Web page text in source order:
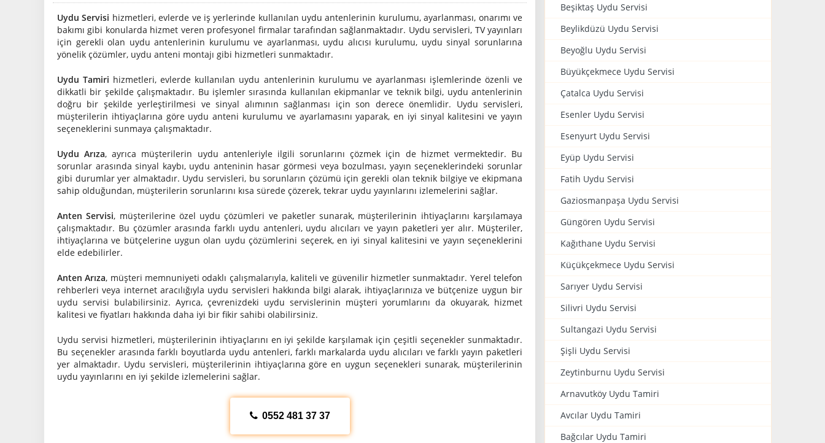
Uydu Servisi hizmetleri, evlerde ve iş yerlerinde kullanılan uydu antenlerinin kurulumu, ayarlanması, onarımı ve
bakımı gibi konularda hizmet veren profesyonel firmalar tarafından sağlanmaktadır. Uydu servisleri, TV yayınları
için gerekli olan uydu antenlerinin kurulumu ve ayarlanması, uydu alıcısı kurulumu, uydu sinyal sorunlarına
yönelik çözümler, uydu anteni montajı gibi hizmetleri sunmaktadır.
Uydu Tamiri hizmetleri, evlerde kullanılan uydu antenlerinin kurulumu ve ayarlanması işlemlerinde özenli ve
dikkatli bir şekilde çalışmaktadır. Bu işlemler sırasında kullanılan ekipmanlar ve teknik bilgi, uydu antenlerinin
doğru bir şekilde yerleştirilmesi ve sinyal alımının sağlanması için son derece önemlidir. Uydu servisleri,
müşterilerin ihtiyaçlarına göre uydu anteni kurulumu ve ayarlamasını yaparak, en iyi sinyal kalitesini ve yayın
seçeneklerini sunmaya çalışmaktadır.
Uydu Arıza, ayrıca müşterilerin uydu antenleriyle ilgili sorunlarını çözmek için de hizmet vermektedir. Bu
sorunlar arasında sinyal kaybı, uydu anteninin hasar görmesi veya bozulması, yayın seçeneklerindeki sorunlar
gibi durumlar yer almaktadır. Uydu servisleri, bu sorunların çözümü için gerekli olan teknik bilgiye ve ekipmana
sahip olduğundan, müşterilerin sorunlarını kısa sürede çözerek, tekrar uydu yayınlarını izlemelerini sağlar.
Anten Servisi, müşterilerine özel uydu çözümleri ve paketler sunarak, müşterilerinin ihtiyaçlarını karşılamaya
çalışmaktadır. Bu çözümler arasında farklı uydu antenleri, uydu alıcıları ve yayın paketleri yer alır. Müşteriler,
ihtiyaçlarına ve bütçelerine uygun olan uydu çözümlerini seçerek, en iyi sinyal kalitesini ve yayın seçeneklerini
elde edebilirler.
Anten Arıza, müşteri memnuniyeti odaklı çalışmalarıyla, kaliteli ve güvenilir hizmetler sunmaktadır. Yerel telefon
rehberleri veya internet aracılığıyla uydu servisleri hakkında bilgi alarak, ihtiyaçlarınıza ve bütçenize uygun bir
uydu servisi bulabilirsiniz. Ayrıca, çevrenizdeki uydu servislerinin müşteri yorumlarını da okuyarak, hizmet
kalitesi ve fiyatları hakkında daha iyi bir fikir sahibi olabilirsiniz.
Uydu servisi hizmetleri, müşterilerinin ihtiyaçlarını en iyi şekilde karşılamak için çeşitli seçenekler sunmaktadır.
Bu seçenekler arasında farklı boyutlarda uydu antenleri, farklı markalarda uydu alıcıları ve farklı yayın paketleri
yer almaktadır. Uydu servisleri, müşterilerinin ihtiyaçlarına göre en uygun seçenekleri sunarak, müşterilerinin
uydu yayınlarını en iyi şekilde izlemelerini sağlar.
0552 481 37 37
Beşiktaş Uydu Servisi
Beylikdüzü Uydu Servisi
Beyoğlu Uydu Servisi
Büyükçekmece Uydu Servisi
Çatalca Uydu Servisi
Esenler Uydu Servisi
Esenyurt Uydu Servisi
Eyüp Uydu Servisi
Fatih Uydu Servisi
Gaziosmanpaşa Uydu Servisi
Güngören Uydu Servisi
Kağıthane Uydu Servisi
Küçükçekmece Uydu Servisi
Sarıyer Uydu Servisi
Silivri Uydu Servisi
Sultangazi Uydu Servisi
Şişli Uydu Servisi
Zeytinburnu Uydu Servisi
Arnavutköy Uydu Tamiri
Avcılar Uydu Tamiri
Bağcılar Uydu Tamiri